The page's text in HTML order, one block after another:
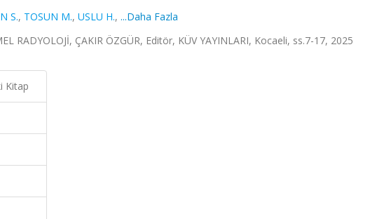
S., TOSUN M., USLU H., ...Daha Fazla
RADYOLOJİ, ÇAKIR ÖZGÜR, Editör, KÜV YAYINLARI, Kocaeli, ss.7-17, 2025
Kitap